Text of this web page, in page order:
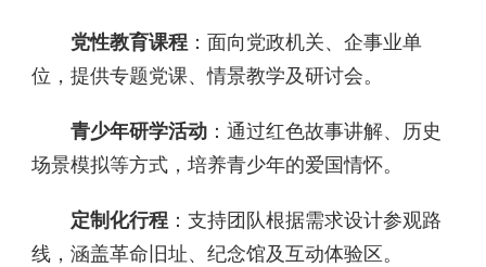
党性教育课程‌ ：面向党政机关、企事业单
位，提供专题党课、情景教学及研讨会。
青少年研学活动‌ ：通过红色故事讲解、历史
场景模拟等方式，培养青少年的爱国情怀。
定制化行程‌ ：支持团队根据需求设计参观路
线，涵盖革命旧址、纪念馆及互动体验区。